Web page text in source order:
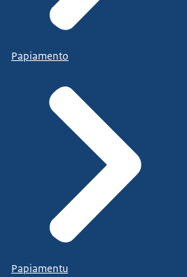
Papiamento
Papiamentu